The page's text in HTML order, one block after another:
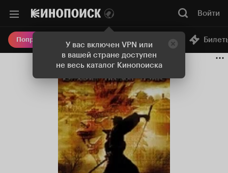
У вас включен VPN или
в вашей стране доступен
не весь каталог Кинопоиска
Войти
Попробовать Плюс Онлайн-кинотеатр